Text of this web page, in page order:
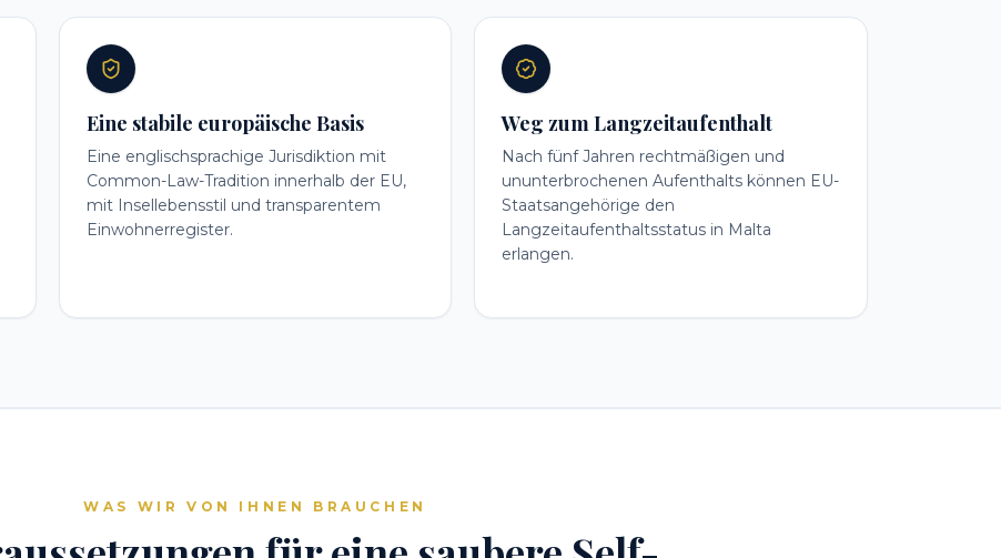
Eine stabile europäische Basis
Eine englischsprachige Jurisdiktion mit
Common-Law-Tradition innerhalb der EU,
mit Insellebensstil und transparentem
Einwohnerregister.
Weg zum Langzeitaufenthalt
Nach fünf Jahren rechtmäßigen und
ununterbrochenen Aufenthalts können EU-
Staatsangehörige den
Langzeitaufenthaltsstatus in Malta
erlangen.
WAS WIR VON IHNEN BRAUCHEN